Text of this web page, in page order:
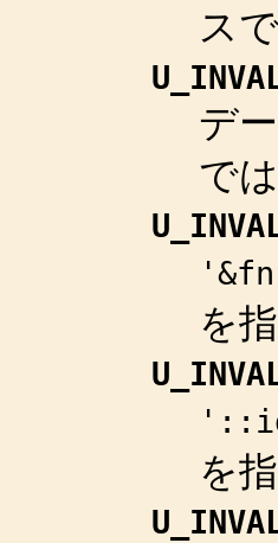
ス
デ
で
を
を